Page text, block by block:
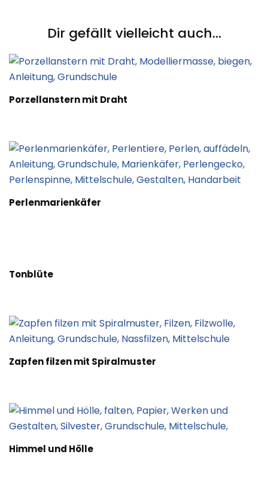
Dir gefällt vielleicht auch...
Porzellanstern mit Draht
Perlenmarienkäfer
Tonblüte
Zapfen filzen mit Spiralmuster
Himmel und Hölle